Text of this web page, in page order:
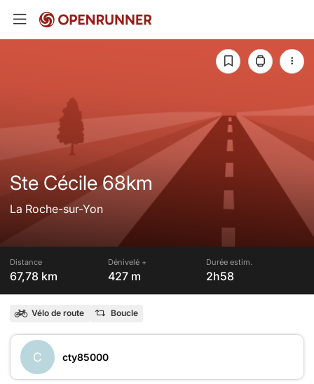
Ste Cécile 68km
La Roche-sur-Yon
Distance
67,78 km
Dénivelé +
427 m
Durée estim.
2h58
Vélo de route Boucle
C cty85000